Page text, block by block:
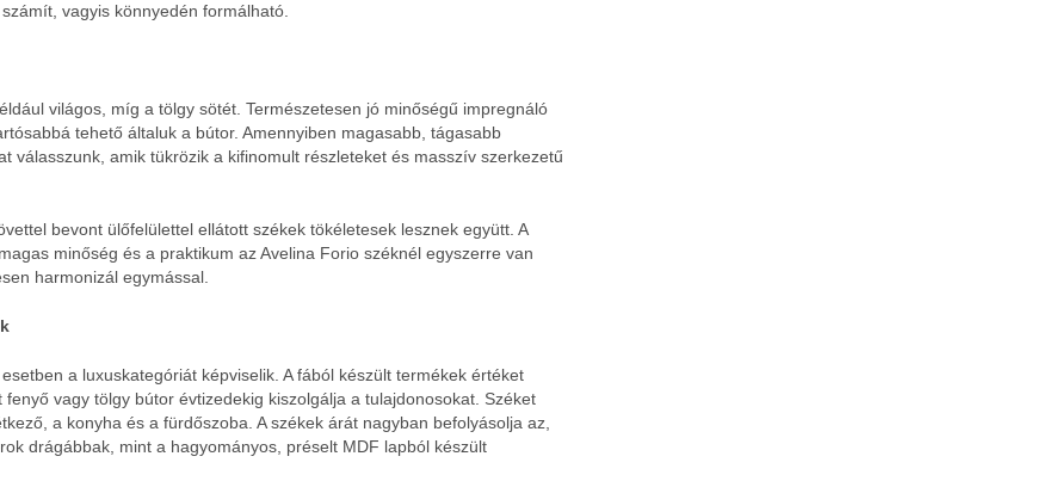
vagyis könnyedén formálható.
világos, míg a tölgy sötét. Természetesen jó minőségű impregnáló
tehető általuk a bútor. Amennyiben magasabb, tágasabb
válasszunk, amik tükrözik a kifinomult részleteket és masszív szerkezetű
bevont ülőfelülettel ellátott székek tökéletesek lesznek együtt. A
minőség és a praktikum az Avelina Forio széknél egyszerre van
harmonizál egymással.
a luxuskategóriát képviselik. A fából készült termékek értéket
vagy tölgy bútor évtizedekig kiszolgálja a tulajdonosokat. Széket
a konyha és a fürdőszoba. A székek árát nagyban befolyásolja az,
drágábbak, mint a hagyományos, préselt MDF lapból készült